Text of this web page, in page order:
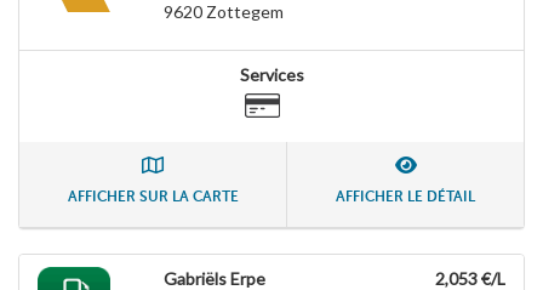
9620 Zottegem
Services
AFFICHER SUR LA CARTE AFFICHER LE DÉTAIL
Gabriëls Erpe
2,053 €/L